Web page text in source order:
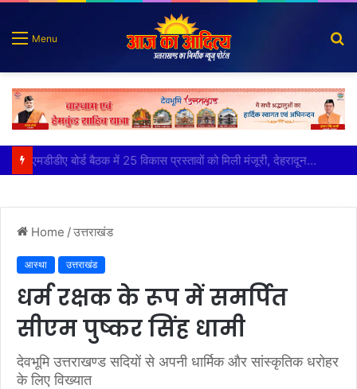
Menu
Home /उत्तराखंड
आस्था उत्तराखंड
धर्म रक्षक के रूप में समर्पित
सीएम पुष्कर सिंह धामी
देवभूमि उत्तराखण्ड सदियों से अपनी धार्मिक और सांस्कृतिक धरोहर
के लिए विख्यात